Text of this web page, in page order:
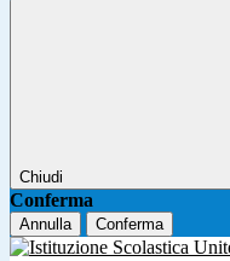
Chiudi
Conferma
Annulla Conferma